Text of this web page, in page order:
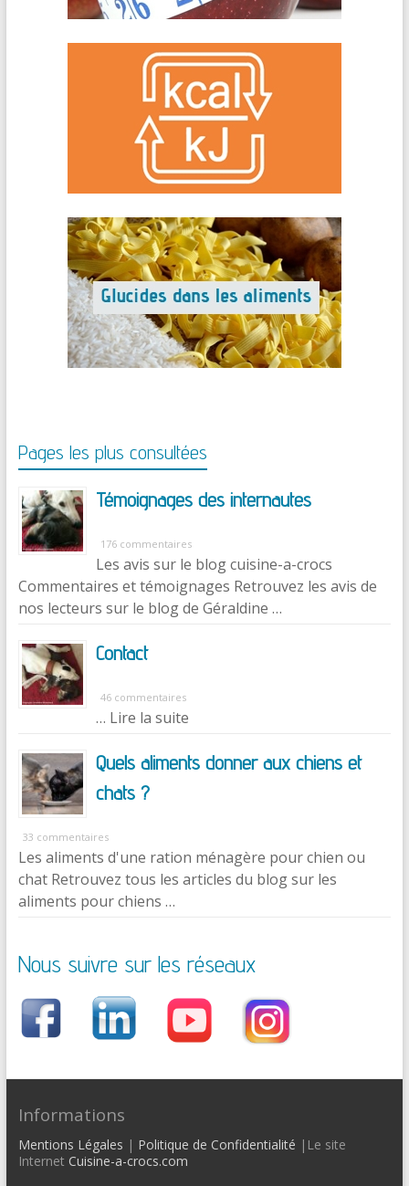
Pages les plus consultées
Témoignages des internautes
176 commentaires
Les avis sur le blog cuisine-a-crocs
Commentaires et témoignages Retrouvez les avis de
nos lecteurs sur le blog de Géraldine …
Contact
46 commentaires
… Lire la suite
Quels aliments donner aux chiens et
chats ?
33 commentaires
Les aliments d'une ration ménagère pour chien ou
chat Retrouvez tous les articles du blog sur les
aliments pour chiens …
Nous suivre sur les réseaux
Informations
Mentions Légales | Politique de Confidentialité |Le site
Internet Cuisine-a-crocs.com